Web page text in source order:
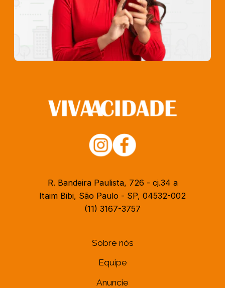
R. Bandeira Paulista, 726 - cj.34 a
Itaim Bibi, São Paulo - SP, 04532-002
(11) 3167-3757
Sobre nós
Equipe
Anuncie